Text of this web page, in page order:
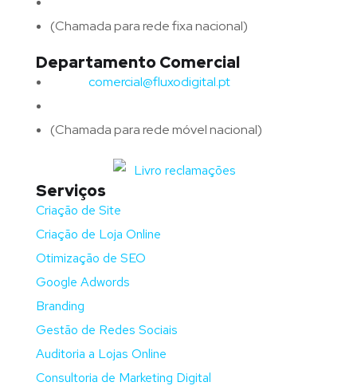
(Chamada para rede fixa nacional)
Departamento Comercial
comercial@fluxodigital.pt
(Chamada para rede móvel nacional)
Serviços
Criação de Site
Criação de Loja Online
Otimização de SEO
Google Adwords
Branding
Gestão de Redes Sociais
Auditoria a Lojas Online
Consultoria de Marketing Digital